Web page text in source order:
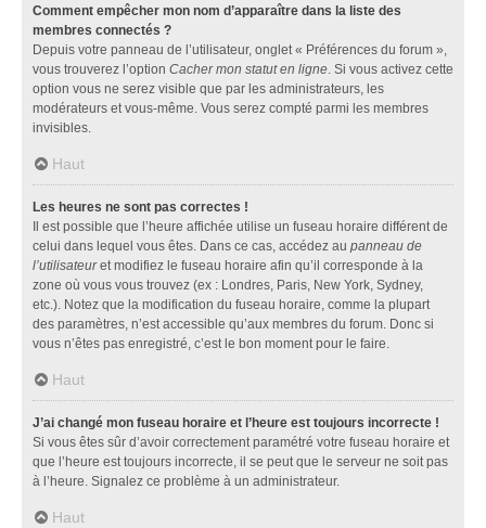
Comment empêcher mon nom d’apparaître dans la liste des
membres connectés ?
Depuis votre panneau de l’utilisateur, onglet « Préférences du forum »,
vous trouverez l’option Cacher mon statut en ligne . Si vous activez cette
option vous ne serez visible que par les administrateurs, les
modérateurs et vous-même. Vous serez compté parmi les membres
invisibles.
Haut
Les heures ne sont pas correctes !
Il est possible que l’heure affichée utilise un fuseau horaire différent de
celui dans lequel vous êtes. Dans ce cas, accédez au panneau de
l’utilisateuret modifiez le fuseau horaire afin qu’il corresponde à la
zone où vous vous trouvez (ex : Londres, Paris, New York, Sydney,
etc.). Notez que la modification du fuseau horaire, comme la plupart
des paramètres, n’est accessible qu’aux membres du forum. Donc si
vous n’êtes pas enregistré, c’est le bon moment pour le faire.
Haut
J’ai changé mon fuseau horaire et l’heure est toujours incorrecte !
Si vous êtes sûr d’avoir correctement paramétré votre fuseau horaire et
que l’heure est toujours incorrecte, il se peut que le serveur ne soit pas
à l’heure. Signalez ce problème à un administrateur.
Haut